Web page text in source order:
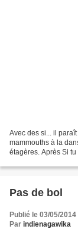
Avec des si... il
mammouths à la
étagères. Après Si
Pas de bol
Publié le 03/05/2014
Par indienagawika